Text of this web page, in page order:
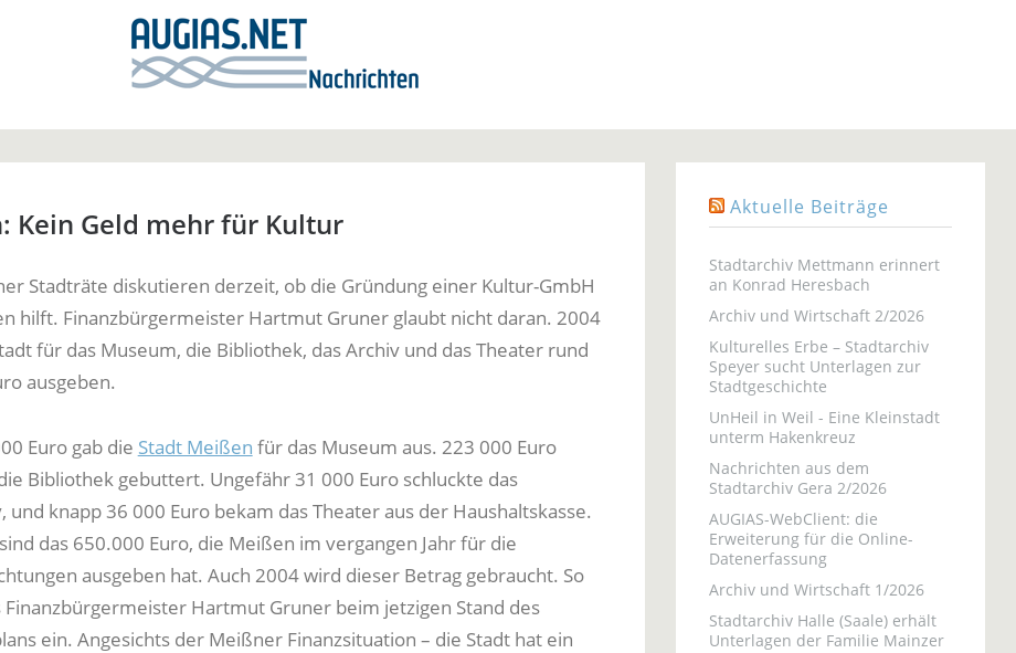
Kein Geld mehr für Kultur
Stadträte diskutieren derzeit, ob die Gründung einer Kultur-GmbH
hilft. Finanzbürgermeister Hartmut Gruner glaubt nicht daran. 2004
für das Museum, die Bibliothek, das Archiv und das Theater rund
ausgeben.
Euro gab die Stadt Meißen für das Museum aus. 223 000 Euro
Bibliothek gebuttert. Ungefähr 31 000 Euro schluckte das
und knapp 36 000 Euro bekam das Theater aus der Haushaltskasse.
das 650.000 Euro, die Meißen im vergangen Jahr für die
ausgeben hat. Auch 2004 wird dieser Betrag gebraucht. So
Finanzbürgermeister Hartmut Gruner beim jetzigen Stand des
ein. Angesichts der Meißner Finanzsituation – die Stadt hat ein
Aktuelle Beiträge
Stadtarchiv Mettmann erinnert
an Konrad Heresbach
Archiv und Wirtschaft 2/2026
Kulturelles Erbe – Stadtarchiv
Speyer sucht Unterlagen zur
Stadtgeschichte
UnHeil in Weil - Eine Kleinstadt
unterm Hakenkreuz
Nachrichten aus dem
Stadtarchiv Gera 2/2026
AUGIAS-WebClient: die
Erweiterung für die Online-
Datenerfassung
Archiv und Wirtschaft 1/2026
Stadtarchiv Halle (Saale) erhält
Unterlagen der Familie Mainzer